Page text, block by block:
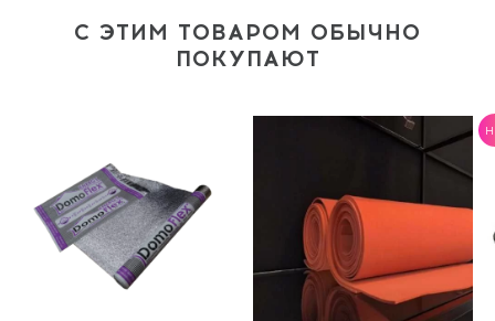
С ЭТИМ ТОВАРОМ ОБЫЧНО
ПОКУПАЮТ